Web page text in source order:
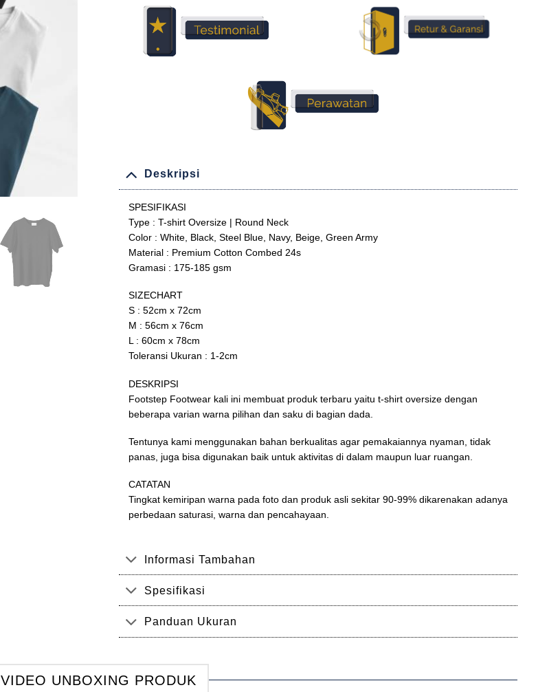
Deskripsi
SPESIFIKASI
Type : T-shirt Oversize | Round Neck
Color : White, Black, Steel Blue, Navy, Beige, Green Army
Material : Premium Cotton Combed 24s
Gramasi : 175-185 gsm
SIZECHART
S : 52cm x 72cm
M : 56cm x 76cm
L : 60cm x 78cm
Toleransi Ukuran : 1-2cm
DESKRIPSI
Footstep Footwear kali ini membuat produk terbaru yaitu t-shirt oversize dengan
beberapa varian warna pilihan dan saku di bagian dada.
Tentunya kami menggunakan bahan berkualitas agar pemakaiannya nyaman, tidak
panas, juga bisa digunakan baik untuk aktivitas di dalam maupun luar ruangan.
CATATAN
Tingkat kemiripan warna pada foto dan produk asli sekitar 90-99% dikarenakan adanya
perbedaan saturasi, warna dan pencahayaan.
Informasi Tambahan
Spesifikasi
Panduan Ukuran
VIDEO UNBOXING PRODUK